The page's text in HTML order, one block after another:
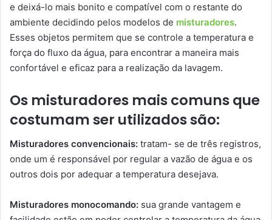
e deixá-lo mais bonito e compatível com o restante do
ambiente decidindo pelos modelos de misturadores.
Esses objetos permitem que se controle a temperatura e
força do fluxo da água, para encontrar a maneira mais
confortável e eficaz para a realização da lavagem.
Os misturadores mais comuns que
costumam ser utilizados são:
Misturadores convencionais: tratam- se de três registros,
onde um é responsável por regular a vazão de água e os
outros dois por adequar a temperatura desejava.
Misturadores monocomando: sua grande vantagem e